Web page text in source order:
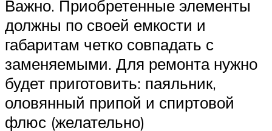
Важно. Приобретенные элементы
должны по своей емкости и
габаритам четко совпадать с
заменяемыми. Для ремонта нужно
будет приготовить: паяльник,
оловянный припой и спиртовой
флюс (желательно)